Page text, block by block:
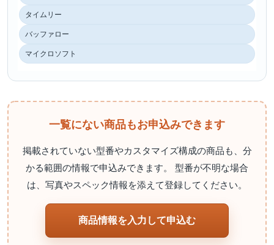
タイムリー
バッファロー
マイクロソフト
一覧にない商品もお申込みできます
掲載されていない型番やカスタマイズ構成の商品も、分
かる範囲の情報で申込みできます。 型番が不明な場合
は、写真やスペック情報を添えて登録してください。
商品情報を入力して申込む